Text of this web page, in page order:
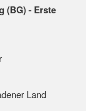
(BG) - Erste
Land